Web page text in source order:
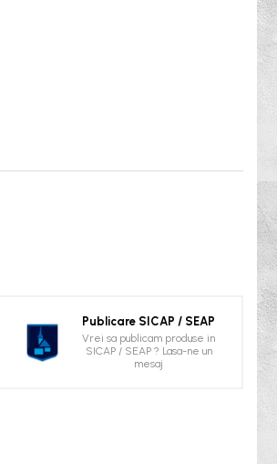
Publicare SICAP / SEAP
Vrei sa publicam produse in
SICAP / SEAP ? Lasa-ne un
mesaj